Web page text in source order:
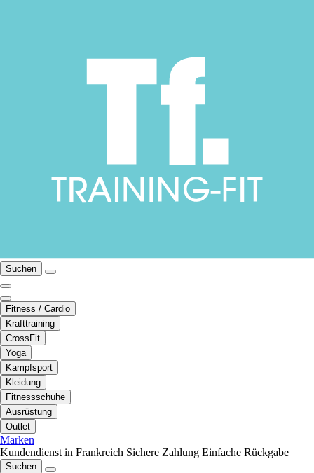
Suchen
Fitness / Cardio
Krafttraining
CrossFit
Yoga
Kampfsport
Kleidung
Fitnessschuhe
Ausrüstung
Outlet
Marken
Kundendienst in Frankreich Sichere Zahlung Einfache Rückgabe
Suchen